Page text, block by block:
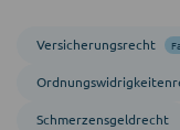
Versicherungsrecht
Schmerzensgeldrecht